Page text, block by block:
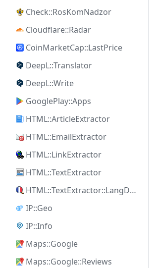
Check::RosKomNadzor
Cloudflare::Radar
CoinMarketCap::LastPrice
DeepL::Translator
DeepL::Write
GooglePlay::Apps
HTML::ArticleExtractor
HTML::EmailExtractor
HTML::LinkExtractor
HTML::TextExtractor
HTML::TextExtractor::LangDetect
IP::Geo
IP::Info
Maps::Google
Maps::Google::Reviews